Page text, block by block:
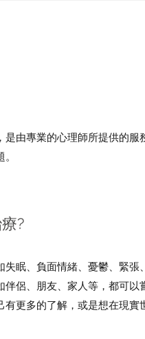
由專業的心理師所提供的
?
失眠、負面情緒、憂鬱、緊
侶、朋友、家人等，都可以
更多的了解，或是想在現